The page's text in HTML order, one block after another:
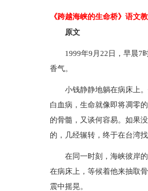
《跨越海峡的生命桥》语文
原文
1999年9月22日，早晨7
香气。
小钱静静地躺在病床上
白血病，生命就像即将凋零
的骨髓，又谈何容易。如果
的，几经辗转，终于在台湾找
在同一时刻，海峡彼岸
在病床上，等候着他来抽取
震中摇晃。